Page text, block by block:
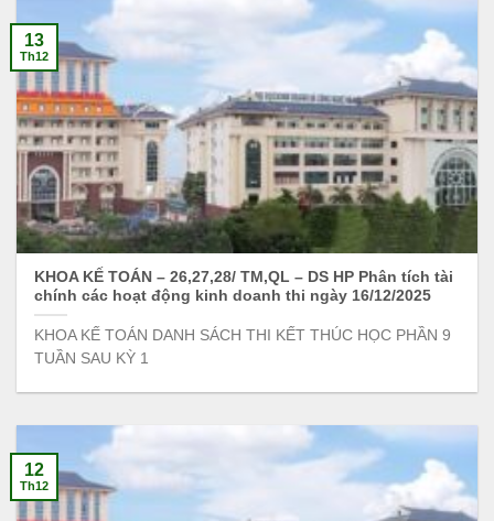
KHOA KẾ TOÁN – 26,27,28/ TM,QL – DS HP Phân tích tài
chính các hoạt động kinh doanh thi ngày 16/12/2025
KHOA KẾ TOÁN DANH SÁCH THI KẾT THÚC HỌC PHẦN 9
TUẦN SAU KỲ 1
13
Th12
12
Th12